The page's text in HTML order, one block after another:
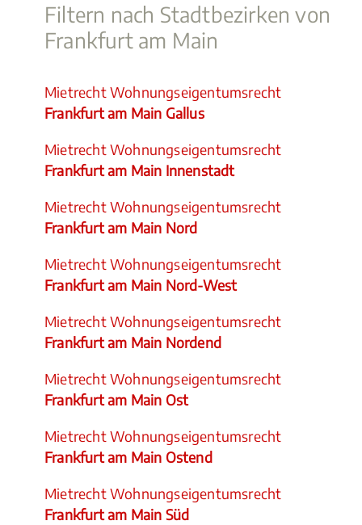
Filtern nach Stadtbezirken von
Frankfurt am Main
Mietrecht Wohnungseigentumsrecht
Frankfurt am Main Gallus
Mietrecht Wohnungseigentumsrecht
Frankfurt am Main Innenstadt
Mietrecht Wohnungseigentumsrecht
Frankfurt am Main Nord
Mietrecht Wohnungseigentumsrecht
Frankfurt am Main Nord-West
Mietrecht Wohnungseigentumsrecht
Frankfurt am Main Nordend
Mietrecht Wohnungseigentumsrecht
Frankfurt am Main Ost
Mietrecht Wohnungseigentumsrecht
Frankfurt am Main Ostend
Mietrecht Wohnungseigentumsrecht
Frankfurt am Main Süd